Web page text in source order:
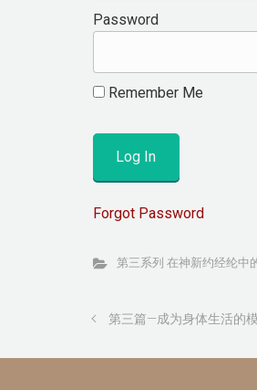
Password
Remember Me
Forgot Password
第三系列 在神新约经纶中
第三篇—成为身体生活的模